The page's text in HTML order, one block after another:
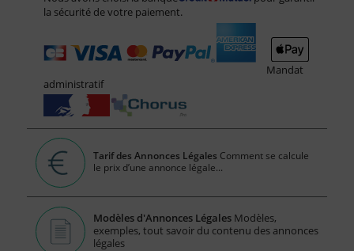
la sécurité de votre paiement.
Mandat
administratif
Tarif des Annonces Légales Comment se calcule
le prix d’une annonce légale...
Modèles d'Annonces Légales Modèles,
exemples, tout savoir du contenu des annonces
légales